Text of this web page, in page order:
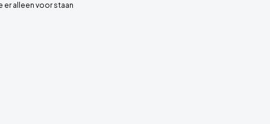
er alleen voor staan